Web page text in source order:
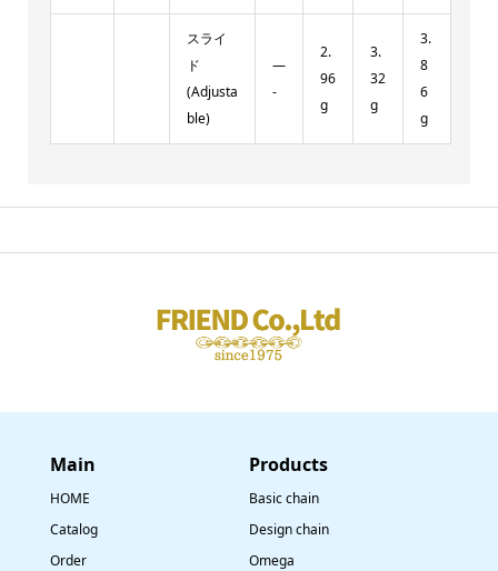
スライ
ド
(Adjusta
ble)
—
-
2.
96
g
3.
32
g
3.
8
6
g
Main
HOME
Catalog
Order
​Products
Basic chain
Design chain
Omega